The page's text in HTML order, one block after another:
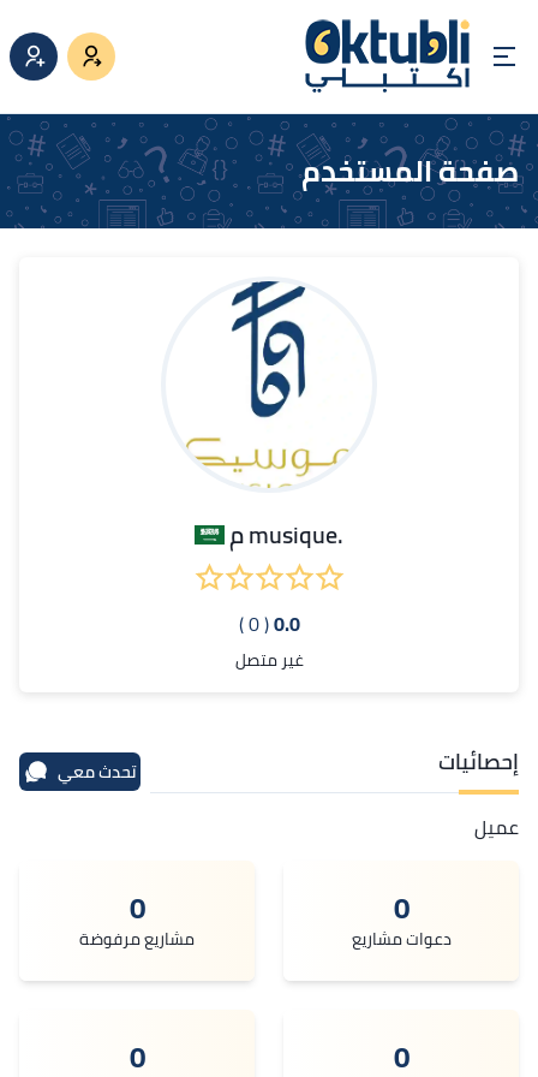
صفحة المستخدم
.musique م
0.0
( 0 )
غير متصل
إحصائيات تحدث معي
عميل
0
دعوات مشاريع
0
مشاريع مرفوضة
0
0